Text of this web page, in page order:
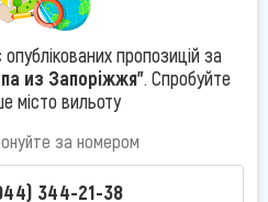
пропозицій за
из Запоріжжя". Спробуйте
місто вильоту
за номером
344-21-38